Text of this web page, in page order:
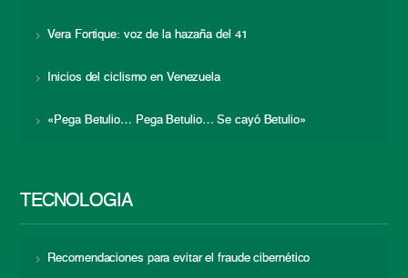
Vera Fortique: voz de la hazaña del 41
Inicios del ciclismo en Venezuela
«Pega Betulio… Pega Betulio… Se cayó Betulio»
TECNOLOGÍA
Recomendaciones para evitar el fraude cibernético